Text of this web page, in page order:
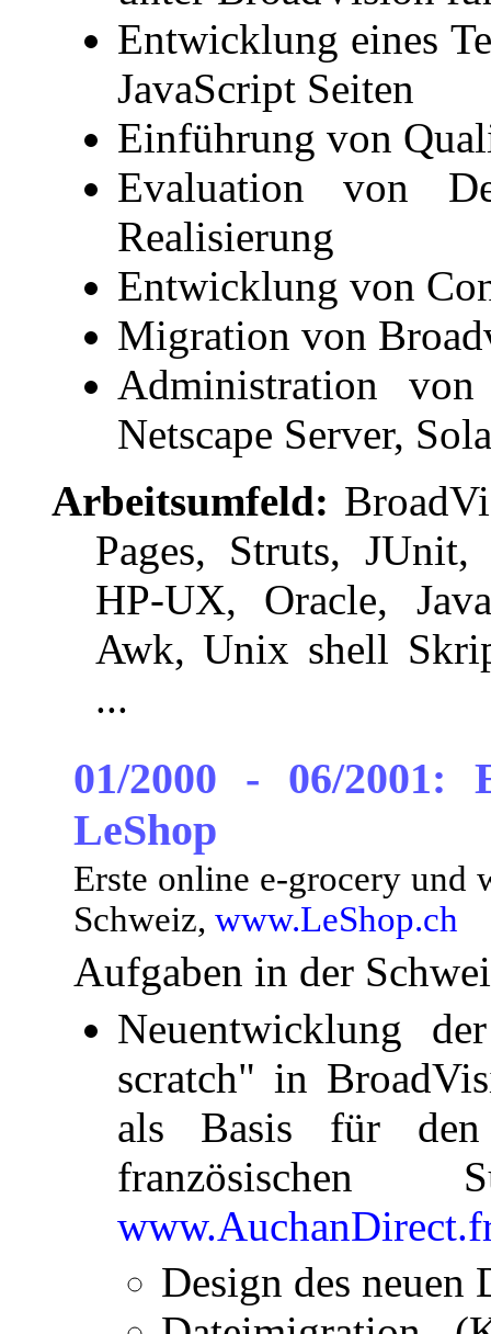
Entwicklung eines
JavaScript Seiten
Einführung von
Evaluation von
Realisierung
Entwicklung von
Migration von
Administration
Netscape Server,
Arbeitsumfeld:
Pages, Struts,
HP-UX, Oracle,
Awk, Unix shell
...
01/2000 - 06/
LeShop
Erste online e-grocery und
Schweiz, www.LeShop.ch
Aufgaben in der
Neuentwicklung
scratch" in
als Basis für
französischen
Design des neuen